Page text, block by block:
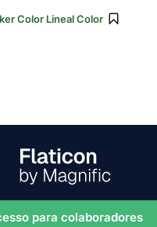
Color Lineal Color
para colaboradores